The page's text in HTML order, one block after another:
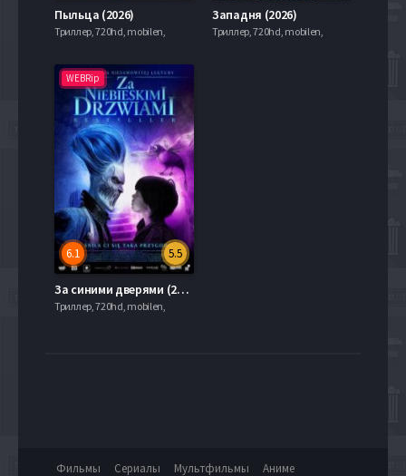
Пыльца (2026)
Триллер, 720hd, mobilen,
Западня (2026)
Триллер, 720hd, mobilen,
WEBRip
5.5
6.1
За синими дверями (2016)
Триллер, 720hd, mobilen,
Фильмы Сериалы Мультфильмы
Аниме